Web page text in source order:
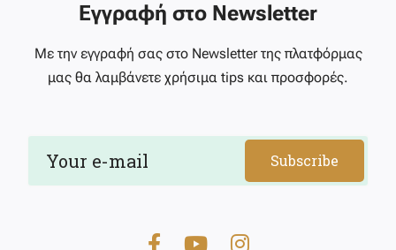
Εγγραφή στο Newsletter
Με την εγγραφή σας στο Newsletter της πλατφόρμας
μας θα λαμβάνετε χρήσιμα tips και προσφορές.
Subscribe